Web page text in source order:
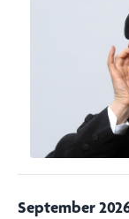
September